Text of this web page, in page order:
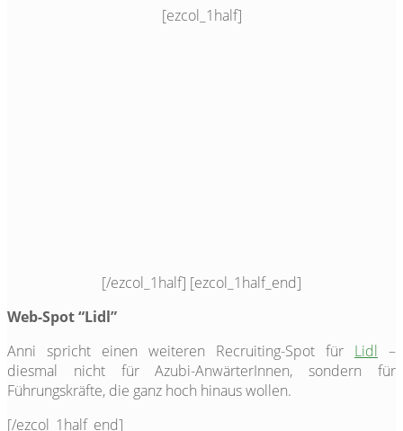
[ezcol_1half]
[/ezcol_1half] [ezcol_1half_end]
Web-Spot “Lidl”
Anni spricht einen weiteren Recruiting-Spot für Lidl –
diesmal nicht für Azubi-AnwärterInnen, sondern für
Führungskräfte, die ganz hoch hinaus wollen.
[/ezcol_1half_end]